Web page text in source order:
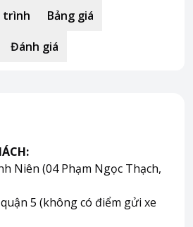
trình
Bảng giá
Đánh giá
Niên (04 Phạm Ngọc Thạch,
5 (không có điểm gửi xe